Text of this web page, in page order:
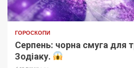
ГОРОСКОПИ
Серпень: чорна смуга для
Зодіаку.